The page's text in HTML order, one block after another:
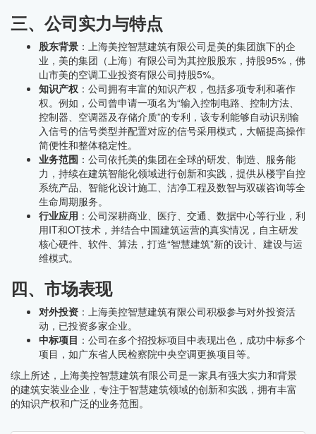
三、公司实力与特点
股东背景 ：上海美控智慧建筑有限公司是美的集团旗下的企
业，美的集团（上海）有限公司为其控股股东，持股95%，佛
山市美的空调工业投资有限公司持股5%。
知识产权 ：公司拥有丰富的知识产权，包括多项专利和著作
权。例如，公司曾申请一项名为“输入控制电路、控制方法、
控制器、空调器及存储介质”的专利，该专利能够自动识别输
入信号的信号类型并配置对应的信号采用模式，大幅提高操作
简便性和整体稳定性。
业务范围 ：公司依托美的集团在全球的研发、制造、服务能
力，持续在建筑智能化领域进行创新和实践，提供从楼宇自控
系统产品、智能化设计施工、洁净工程及数智与双碳咨询等全
生命周期服务。
行业应用 ：公司深耕商业、医疗、交通、数据中心等行业，利
用IT和OT技术，并结合中国建筑运营的真实情况，自主研发
核心硬件、软件、算法，打造“智慧建筑”新的设计、建设与运
维模式。
四、市场表现
对外投资 ：上海美控智慧建筑有限公司积极参与对外投资活
动，已投资多家企业。
中标项目 ：公司在多个招投标项目中表现出色，成功中标多个
项目，如广东省人民检察院中央空调更换项目等。
综上所述，上海美控智慧建筑有限公司是一家具有强大实力和背景
的建筑安装业企业，专注于智慧建筑领域的创新和实践，拥有丰富
的知识产权和广泛的业务范围。